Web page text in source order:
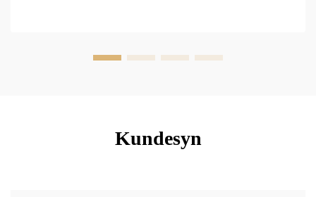
Kundesyn